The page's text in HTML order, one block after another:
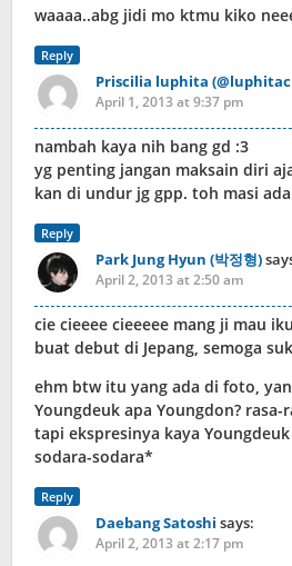
waaaa..abg jidi mo ktmu kiko
Reply
Priscilia luphita
April 1, 2013 at 9:37 pm
nambah kaya nih bang gd :3
yg penting jangan maksain diri
kan di undur jg gpp. toh masi
Reply
Park Jung Hyun (박정형)
April 2, 2013 at 2:50 am
cie cieeee cieeeee mang ji mau
buat debut di Jepang, semoga
ehm btw itu yang ada di foto,
Youngdeuk apa Youngdon?
tapi ekspresinya kaya
sodara-sodara*
Reply
Daebang Satoshi says:
April 2, 2013 at 2:17 pm